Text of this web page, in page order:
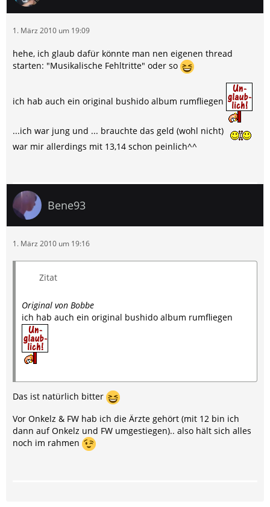
1. März 2010 um 19:09
hehe, ich glaub dafür könnte man nen eigenen thread
starten: "Musikalische Fehltritte" oder so
ich hab auch ein original bushido album rumfliegen
...ich war jung und ... brauchte das geld (wohl nicht)
war mir allerdings mit 13,14 schon peinlich^^
Bene93
1. März 2010 um 19:16
Zitat
Original von Bobbe
ich hab auch ein original bushido album rumfliegen
Das ist natürlich bitter
Vor Onkelz & FW hab ich die Ärzte gehört (mit 12 bin ich
dann auf Onkelz und FW umgestiegen).. also hält sich alles
noch im rahmen